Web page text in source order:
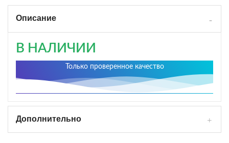
Описание
В НАЛИЧИИ
Только проверенное качество
Дополнительно